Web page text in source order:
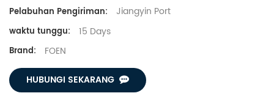
Pelabuhan Pengiriman: Jiangyin Port
waktu tunggu: 15 Days
Brand: FOEN
HUBUNGI SEKARANG